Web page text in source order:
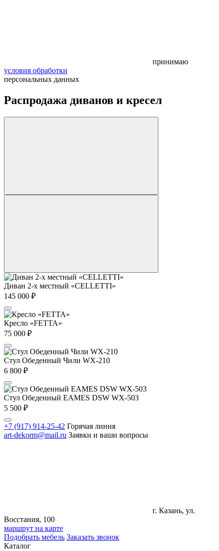
принимаю
условия обработки
персональных данных
Распродажа диванов и кресел
Диван 2-х местный «CELLETTI»
145 000 ₽
Кресло «FETTA»
75 000 ₽
Стул Обеденный Чили WX-210
6 800 ₽
Стул Обеденный EAMES DSW WX-503
5 500 ₽
+7 (917) 914-25-42 Горячая линия
art-dekorm@mail.ru Заявки и ваши вопросы
г. Казань, ул.
Восстания, 100
маршрут на карте
Подобрать мебель Заказать звонок
Каталог